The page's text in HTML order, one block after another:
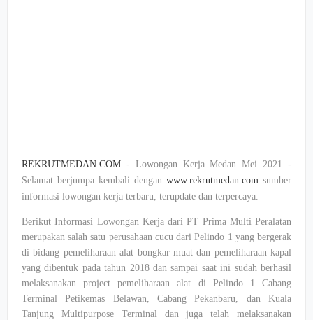
REKRUTMEDAN.COM - Lowongan Kerja Medan Mei 2021 -
Selamat berjumpa kembali dengan www.rekrutmedan.com sumber
informasi lowongan kerja terbaru, terupdate dan terpercaya.
Berikut Informasi Lowongan Kerja dari PT Prima Multi Peralatan
merupakan salah satu perusahaan cucu dari Pelindo 1 yang bergerak
di bidang pemeliharaan alat bongkar muat dan pemeliharaan kapal
yang dibentuk pada tahun 2018 dan sampai saat ini sudah berhasil
melaksanakan project pemeliharaan alat di Pelindo 1 Cabang
Terminal Petikemas Belawan, Cabang Pekanbaru, dan Kuala
Tanjung Multipurpose Terminal dan juga telah melaksanakan